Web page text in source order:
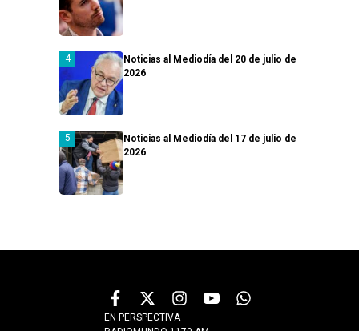
Noticias al Mediodía del 20 de julio de
2026
Noticias al Mediodía del 17 de julio de
2026
EN PERSPECTIVA